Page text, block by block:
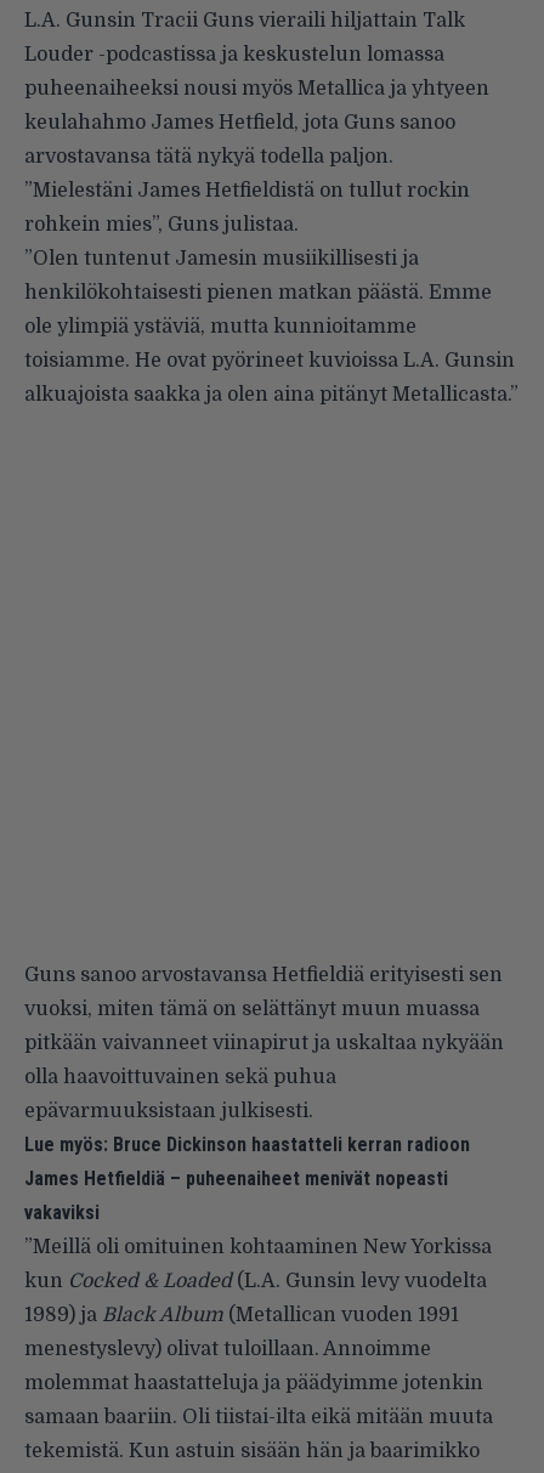
L.A. Gunsin Tracii Guns vieraili hiljattain Talk
Louder -podcastissa ja keskustelun lomassa
puheenaiheeksi nousi myös Metallica ja yhtyeen
keulahahmo James Hetfield, jota Guns sanoo
arvostavansa tätä nykyä todella paljon.
”Mielestäni James Hetfieldistä on tullut rockin
rohkein mies”, Guns julistaa.
”Olen tuntenut Jamesin musiikillisesti ja
henkilökohtaisesti pienen matkan päästä. Emme
ole ylimpiä ystäviä, mutta kunnioitamme
toisiamme. He ovat pyörineet kuvioissa L.A. Gunsin
alkuajoista saakka ja olen aina pitänyt Metallicasta.”
Guns sanoo arvostavansa Hetfieldiä erityisesti sen
vuoksi, miten tämä on selättänyt muun muassa
pitkään vaivanneet viinapirut ja uskaltaa nykyään
olla haavoittuvainen sekä puhua
epävarmuuksistaan julkisesti.
Lue myös: Bruce Dickinson haastatteli kerran radioon
James Hetfieldiä – puheenaiheet menivät nopeasti
vakaviksi
”Meillä oli omituinen kohtaaminen New Yorkissa
kun Cocked & Loaded(L.A. Gunsin levy vuodelta
1989) ja Black Album (Metallican vuoden 1991
menestyslevy) olivat tuloillaan. Annoimme
molemmat haastatteluja ja päädyimme jotenkin
samaan baariin. Oli tiistai-ilta eikä mitään muuta
tekemistä. Kun astuin sisään hän ja baarimikko